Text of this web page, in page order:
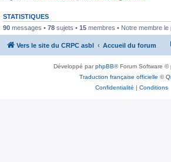
STATISTIQUES
90 messages • 78 sujets • 15 membres • Notre membre
Vers le site du CRPC asbl Accueil du forum
Développé parphpBB® Forum Software ©
Traduction française officielle ©
Confidentialité | Conditions